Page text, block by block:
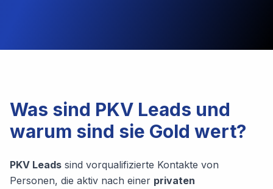
Was sind PKV Leads und
warum sind sie Gold wert?
PKV Leads sind vorqualifizierte Kontakte von
Personen, die aktiv nach einer privaten